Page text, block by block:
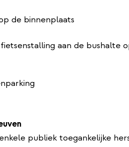
de binnenplaats
aan de bushalte
publiek toegankelijke